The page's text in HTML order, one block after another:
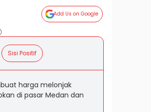
Add Us on Google
Sisi Positif
harga melonjak
di pasar Medan dan